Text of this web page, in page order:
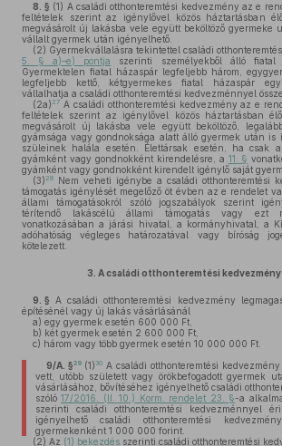
8. § (1) A családi otthonteremtési kedvezmény az e
feltételek szerint az igénylővel közös háztartásban
megvásárolt új lakásba vele együtt beköltöző gyermeke
vállalt gyermek után igényelhető.
(2) Gyermekvállalásra tekintettel családi
5. § a)–e) pontja
szerinti személyekből álló fiatal
Gyermektelen fiatal házaspár legfeljebb három,
legfeljebb kettő, kétgyermekes fiatal házaspár
vállalhatja a családi otthonteremtési kedvezménnyel
(2a) 27 A családi otthonteremtési kedvezmény az e
feltételek szerint az igénylővel közös háztartásban
megvásárolt új lakásba vele együtt beköltöző,
gyámsága vagy gondnoksága alatt álló gyermek után is
szüleinek halála esetén. Élettársak esetén, ha csak
gyámként vagy gondnokként kirendelésre, a 11. §
gyámként vagy gondnokként kirendelt igénylő saját
(3) 28
Nem veheti igénybe a családi otthonteremtési
támogatás igénylését megelőző öt évben az e rendelet
állami támogatásokról szóló jogszabályok szerint
térítendő lakáscélú állami támogatás vagy ezt
vonatkozásában a járási hivatal, a kormányhivatal, a
adóhatóság végleges határozatával vagy bíróság
kötelezett.
3. A családi otthonteremtési kedvezmény
9. § A családi otthonteremtési kedvezmény
építésénél vagy új lakás vásárlásánál
a) egy gyermek esetén 600 000 Ft,
b) két gyermek esetén 2 600 000 Ft,
c) három vagy több gyermek esetén 10 000 000 Ft.
9/A. §29 (1) 30A családi otthonteremtési
vett, utóbb született vagy örökbefogadott gyermek
vásárlásához, bővítéséhez igényelhető családi
szóló 17/2016. (II. 10.) Korm. rendelet 23. §-a
szerinti családi otthonteremtési kedvezménnyel
igényelhető családi otthonteremtési
gyermekenként 1 000 000 forint.
(2) Az (1) bekezdés szerinti családi otthonteremtési